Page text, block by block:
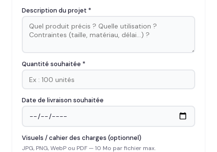
Description du projet *
Quantité souhaitée *
Date de livraison souhaitée
Visuels / cahier des charges (optionnel)
JPG, PNG, WebP ou PDF — 10 Mo par fichier max.